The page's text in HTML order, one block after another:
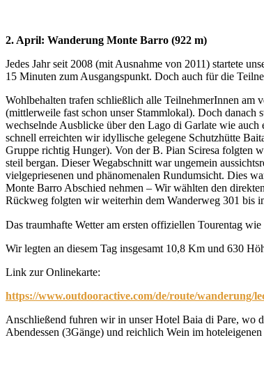
2. April: Wanderung Monte Barro (922 m)
Jedes Jahr seit 2008 (mit Ausnahme von 2011) startete
15 Minuten zum Ausgangspunkt. Doch auch für die
Wohlbehalten trafen schließlich alle TeilnehmerInnen am
(mittlerweile fast schon unser Stammlokal). Doch danach
wechselnde Ausblicke über den Lago di Garlate wie
schnell erreichten wir idyllische gelegene Schutzhütte
Gruppe richtig Hunger). Von der B. Pian Sciresa folgten
steil bergan. Dieser Wegabschnitt war ungemein
vielgepriesenen und phänomenalen Rundumsicht. Dies
Monte Barro Abschied nehmen – Wir wählten den
Rückweg folgten wir weiterhin dem Wanderweg 301 bis
Das traumhafte Wetter am ersten offiziellen Tourentag
Wir legten an diesem Tag insgesamt 10,8 Km und 630
Link zur Onlinekarte:
https://www.outdooractive.com/de/route/wanderung/
Anschließend fuhren wir in unser Hotel Baia di Pare, wo
Abendessen (3Gänge) und reichlich Wein im